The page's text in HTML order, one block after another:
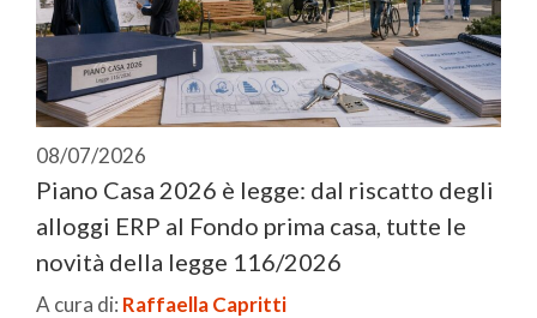
08/07/2026
Piano Casa 2026 è legge: dal riscatto degli
alloggi ERP al Fondo prima casa, tutte le
novità della legge 116/2026
A cura di: Raffaella Capritti